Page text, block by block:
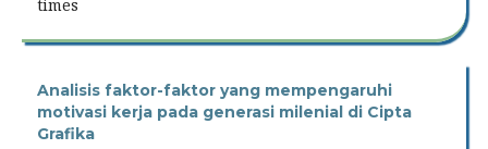
times
Analisis faktor-faktor yang mempengaruhi
motivasi kerja pada generasi milenial di Cipta
Grafika